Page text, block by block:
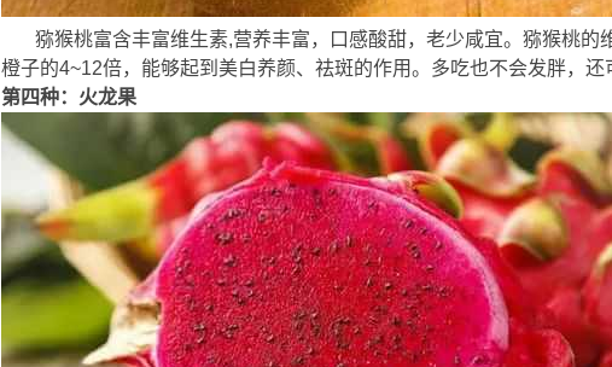
猕猴桃富含丰富维生素,营养丰富，口感酸甜，老少咸宜。猕猴桃的
橙子的4~12倍，能够起到美白养颜、祛斑的作用。多吃也不会发胖，还
第四种：火龙果